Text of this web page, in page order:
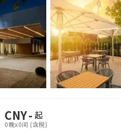
CNY- 起
0晚x0间 (含税)